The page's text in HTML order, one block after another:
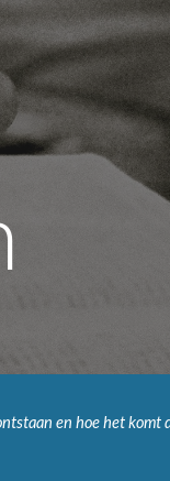
en hoe het komt